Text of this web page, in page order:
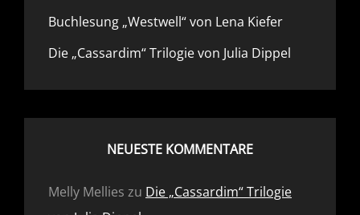
Buchlesung „Westwell“ von Lena Kiefer
Die „Cassardim“ Trilogie von Julia Dippel
NEUESTE KOMMENTARE
Melly Mellies zu Die „Cassardim“ Trilogie